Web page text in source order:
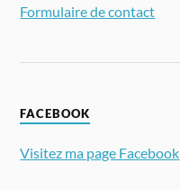
Formulaire de contact
FACEBOOK
Visitez ma page Facebook